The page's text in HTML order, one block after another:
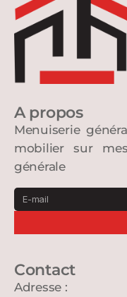
A propos
Menuiserie
mobilier sur
générale
Contact
Adresse :